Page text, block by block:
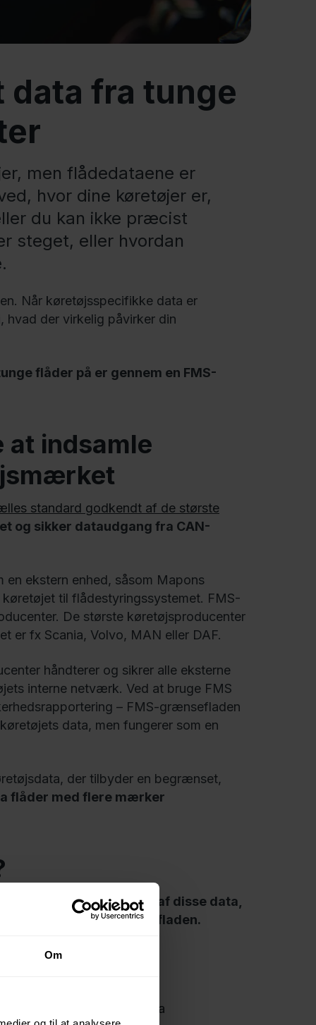
Om
data fra tunge
men flådedataene er
hvor dine køretøjer er,
du kan ikke præcist
steget, eller hvordan
Når køretøjsspecifikke data er
der virkelig påvirker din
flåder på er gennem en FMS-
at indsamle
standard godkendt af de største
og sikker dataudgang fra CAN-
ekstern enhed, såsom Mapons
til flådestyringssystemet. FMS-
De største køretøjsproducenter
er fx Scania, Volvo, MAN eller DAF.
håndterer og sikrer alle eksterne
interne netværk. Ved at bruge FMS
– FMS-grænsefladen
data, men fungerer som en
der tilbyder en begrænset,
flåder med flere mærker
er en standardiseret del af disse data,
gennem FMS-grænsefladen.
og brændstofdata